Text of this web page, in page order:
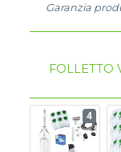
Garanzia
FOLLETTO
4